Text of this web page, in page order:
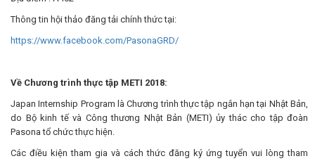
Thông tin hội thảo đăng tải chính thức tại:
https://www.facebook.com/PasonaGRD/
Về Chương trình thực tập METI 2018:
Japan Internship Program là Chương trình thực tập ngắn hạn tại Nhật Bản,
do Bộ kinh tế và Công thương Nhật Bản (METI) ủy thác cho tập đoàn
Pasona tổ chức thực hiện.
Các điều kiện tham gia và cách thức đăng ký ứng tuyển vui lòng tham